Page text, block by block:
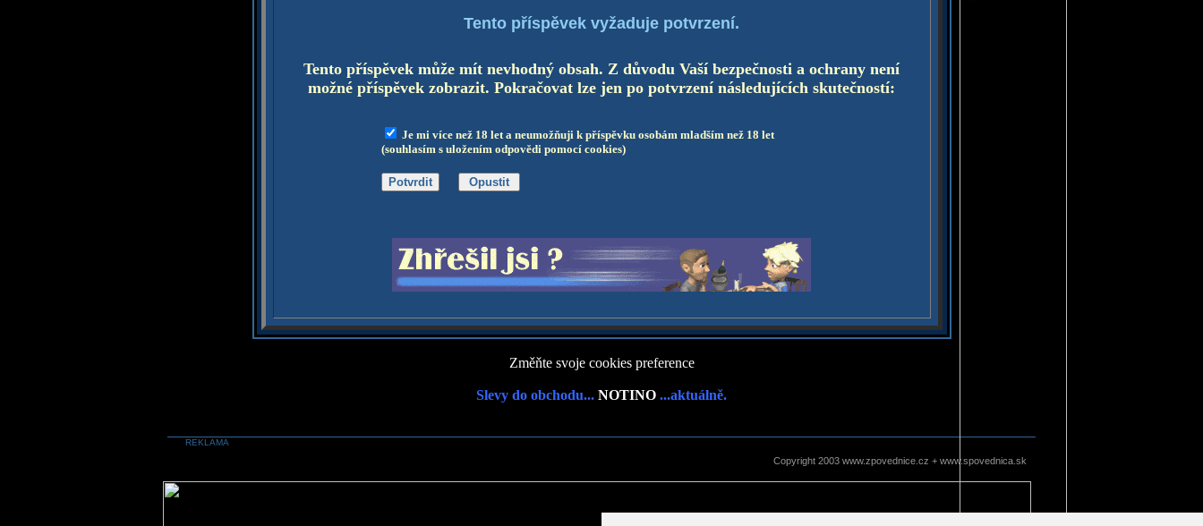
Tento příspěvek vyžaduje potvrzení.
Tento příspěvek může mít nevhodný obsah. Z důvodu Vaší bezpečnosti a ochrany není
možné příspěvek zobrazit. Pokračovat lze jen po potvrzení následujících skutečností:
Je mi více než 18 let a neumožňuji k příspěvku osobám mladším než 18 let
(souhlasím s uložením odpovědi pomocí cookies)
Změňte svoje cookies preference
Slevy do obchodu... NOTINO ...aktuálně.
REKLAMA
Copyright 2003 www.zpovednice.cz + www.spovednica.sk